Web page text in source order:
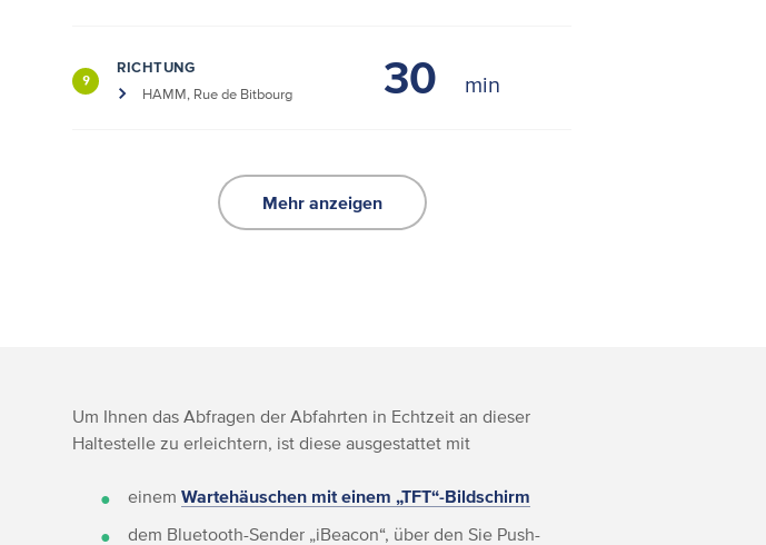
9
RICHTUNG
HAMM, Rue de Bitbourg
30
Mehr anzeigen
Um Ihnen das Abfragen der Abfahrten in Echtzeit an dieser
Haltestelle zu erleichtern, ist diese ausgestattet mit
einemWartehäuschen mit einem „TFT“-Bildschirm
dem Bluetooth-Sender „iBeacon“, über den Sie Push-